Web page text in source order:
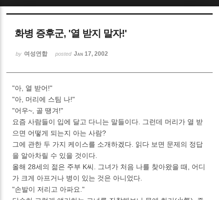
화병 증후군, '열 받지 말자!'
by 여성연합 posted Jan 17, 2002
"아, 열 받어!"
"아, 머리에 스팀 나!"
"어우~, 골 땡겨!"
요즘 사람들이 입에 달고 다니는 말들이다. 그런데 머리가 열 받
으면 어떻게 되는지 아는 사람?
그에 관한 두 가지 케이스를 소개하겠다. 읽다 보면 문제의 정답
을 알아차릴 수 있을 것이다.
올해 28세의 젊은 주부 K씨. 그녀가 처음 나를 찾아왔을 때, 어디
가 크게 아프거나 병이 있는 것은 아니었다.
"손발이 저리고 아파요."
Sketchbook5, 스케치북5
Sketchbook5, 스케치북5